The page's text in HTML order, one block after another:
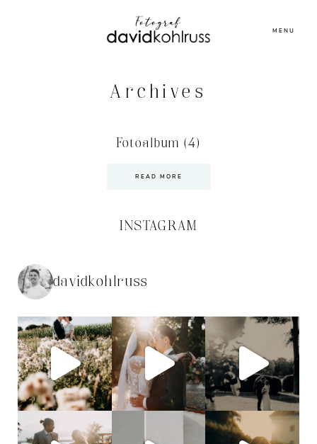
MENU
Archives
Fotoalbum (4)
READ MORE
INSTAGRAM
davidkohlruss